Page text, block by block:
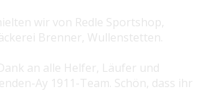
wir von Redle Sportshop,
Brenner, Wullenstetten.
an alle Helfer, Läufer und
Ay 1911-Team. Schön, dass ihr